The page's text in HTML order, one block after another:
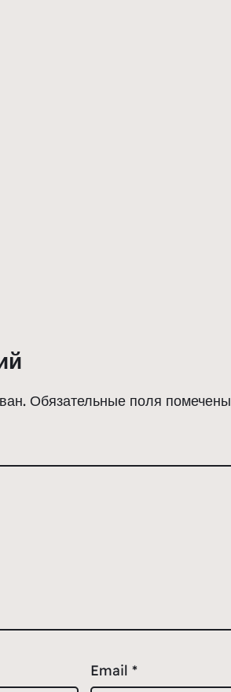
Обязательные поля помечены
Email *